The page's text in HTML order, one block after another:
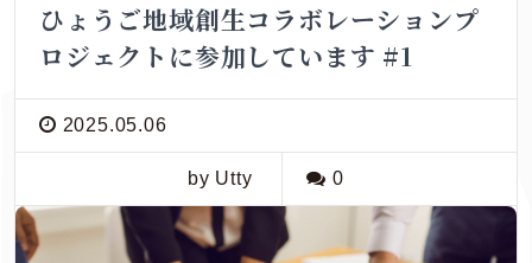
ひょうご地域創生コラボレーションプ
ロジェクトに参加しています #1
2025.05.06
by Utty 0